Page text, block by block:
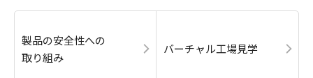
製品の安全性への
取り組み
バーチャル工場見学